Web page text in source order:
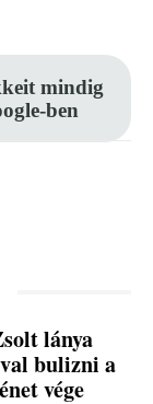
mindig
ben
lánya
bulizni a
vége